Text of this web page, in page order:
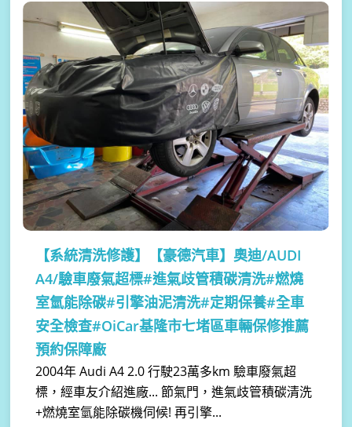
【系統清洗修護】
【豪德汽車】奧迪/AUDI
A4/驗車廢氣超標#進氣歧管積碳清洗#燃燒
室氫能除碳#引擎油泥清洗#定期保養#全車
安全檢查#OiCar基隆市七堵區車輛保修推薦
預約保障廠
2004年 Audi A4 2.0 行駛23萬多km 驗車廢氣超
標，經車友介紹進廠... 節氣門，進氣歧管積碳清洗
+燃燒室氫能除碳機伺候! 再引擎...